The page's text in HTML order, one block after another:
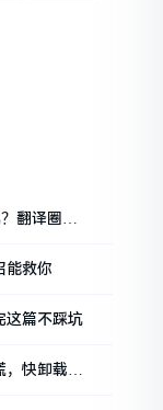
翻译圈老
能救你
这篇不踩坑
快卸载，